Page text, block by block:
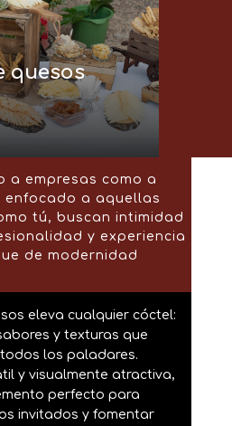
quesos
a empresas como a
enfocado a aquellas
tú, buscan intimidad
y experiencia
de modernidad
eleva cualquier cóctel:
y texturas que
los paladares.
y visualmente atractiva,
perfecto para
invitados y fomentar